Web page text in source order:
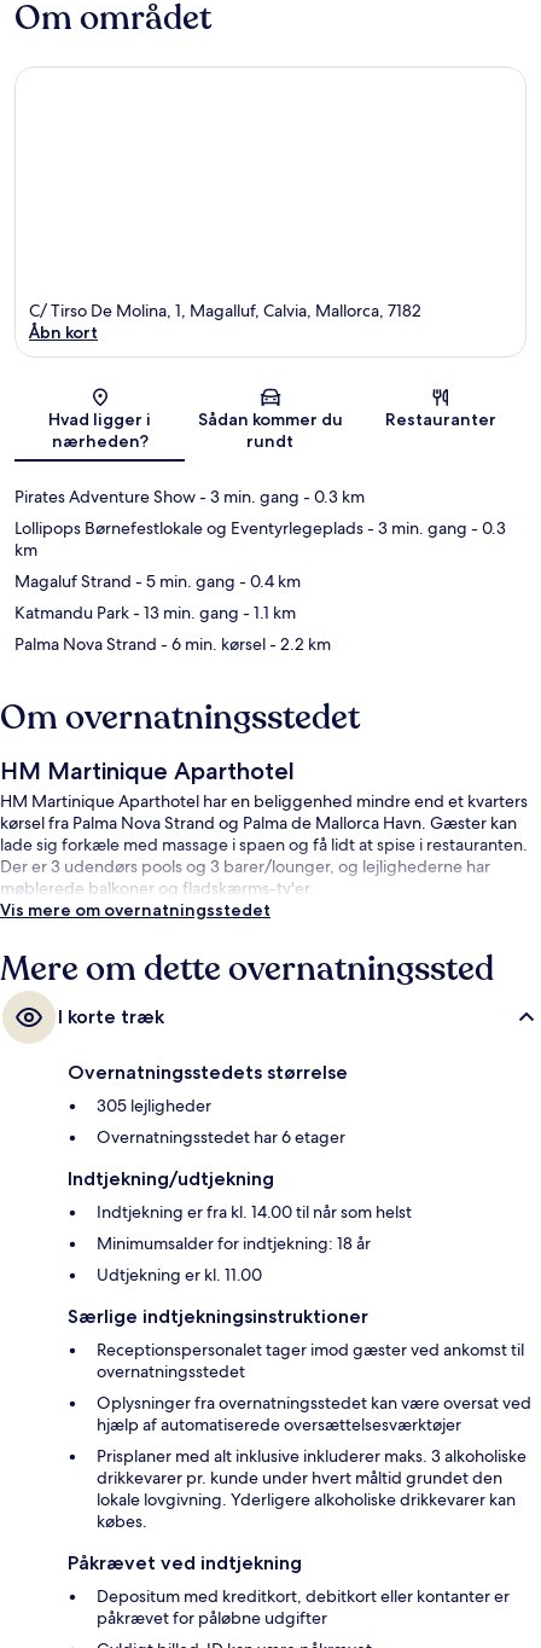
Om området
Kort
C/ Tirso De Molina, 1, Magalluf, Calvia, Mallorca, 7182
Åbn kort
Hvad ligger i
nærheden?
Sådan kommer du
rundt
Restauranter
Pirates Adventure Show- 3 min. gang - 0.3 km
Lollipops Børnefestlokale og Eventyrlegeplads- 3 min. gang - 0.3
km
Magaluf Strand - 5 min. gang - 0.4 km
Katmandu Park- 13 min. gang - 1.1 km
Palma Nova Strand - 6 min. kørsel- 2.2 km
Om overnatningsstedet
HM Martinique Aparthotel
HM Martinique Aparthotel har en beliggenhed mindre end et kvarters
kørsel fra Palma Nova Strand og Palma de Mallorca Havn. Gæster kan
lade sig forkæle med massage i spaen og få lidt at spise i restauranten.
Der er 3 udendørs pools og 3 barer/lounger, og lejlighederne har
møblerede balkoner og fladskærms-tv'er.
Vis mere om overnatningsstedet
Mere om dette overnatningssted
I korte træk
Overnatningsstedets størrelse
305 lejligheder
Overnatningsstedet har 6 etager
Indtjekning/udtjekning
Indtjekning er fra kl. 14.00 til når som helst
Minimumsalder for indtjekning: 18 år
Udtjekning er kl. 11.00
Særlige indtjekningsinstruktioner
Receptionspersonalet tager imod gæster ved ankomst til
overnatningsstedet
Oplysninger fra overnatningsstedet kan være oversat ved
hjælp af automatiserede oversættelsesværktøjer
Prisplaner med alt inklusive inkluderer maks. 3 alkoholiske
drikkevarer pr. kunde under hvert måltid grundet den
lokale lovgivning. Yderligere alkoholiske drikkevarer kan
købes.
Påkrævet ved indtjekning
Depositum med kreditkort, debitkort eller kontanter er
påkrævet for påløbne udgifter